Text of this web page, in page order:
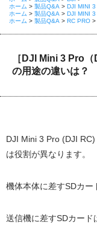
ホーム > 製品Q&A > DJI MINI 3
ホーム > 製品Q&A > DJI MINI
ホーム > 製品Q&A > RC PRO >
［DJI Mini 3 Pro
の用途の違いは？
DJI Mini 3 Pro (DJI
は役割が異なります。
機体本体に差すSDカー
送信機に差すSDカー